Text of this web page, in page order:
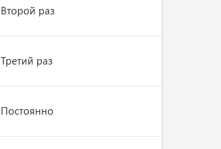
Второй раз
Третий раз
Постоянно